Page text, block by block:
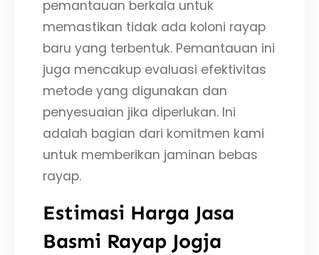
pemantauan berkala untuk
memastikan tidak ada koloni rayap
baru yang terbentuk. Pemantauan ini
juga mencakup evaluasi efektivitas
metode yang digunakan dan
penyesuaian jika diperlukan. Ini
adalah bagian dari komitmen kami
untuk memberikan jaminan bebas
rayap.
Estimasi Harga Jasa
Basmi Rayap Jogja